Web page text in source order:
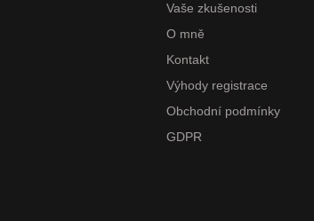
Vaše zkušenosti
O mně
Kontakt
Výhody registrace
Obchodní podmínky
GDPR